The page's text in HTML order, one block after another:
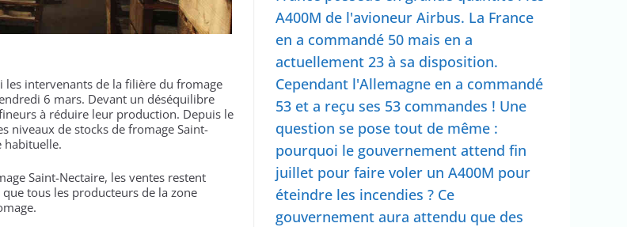
les intervenants de la filière du fromage
6 mars. Devant un déséquilibre
à réduire leur production. Depuis le
niveaux de stocks de fromage Saint-
habituelle.
Saint-Nectaire, les ventes restent
tous les producteurs de la zone
A400M de l'avioneur Airbus. La France
en a commandé 50 mais en a
actuellement 23 à sa disposition.
Cependant l'Allemagne en a commandé
53 et a reçu ses 53 commandes ! Une
question se pose tout de même :
pourquoi le gouvernement attend fin
juillet pour faire voler un A400M pour
éteindre les incendies ? Ce
gouvernement aura attendu que des